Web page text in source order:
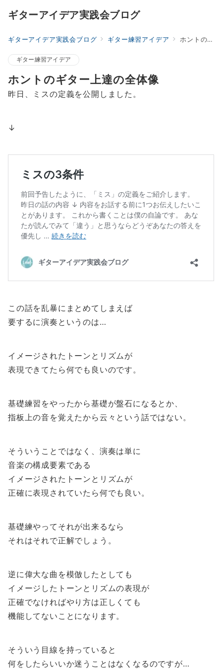
ギターアイデア実践会ブログ
ギターアイデア実践会ブログ ギター練習アイデア ホントのギター上達の全体像
ギター練習アイデア
ホントのギター上達の全体像
昨日、ミスの定義を公開しました。
↓
この話を乱暴にまとめてしまえば
要するに演奏というのは…
イメージされたトーンとリズムが
表現できてたら何でも良いのです。
基礎練習をやったから基礎が盤石になるとか、
指板上の音を覚えたから云々という話ではない。
そういうことではなく、演奏は単に
音楽の構成要素である
イメージされたトーンとリズムが
正確に表現されていたら何でも良い。
基礎練やってそれが出来るなら
それはそれで正解でしょう。
逆に偉大な曲を模倣したとしても
イメージしたトーンとリズムの表現が
正確でなければやり方は正しくても
機能してないことになります。
そういう目線を持っていると
何をしたらいいか迷うことはなくなるのですが…